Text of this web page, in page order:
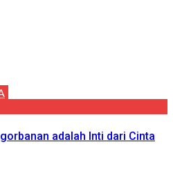
adalah Inti dari Cinta